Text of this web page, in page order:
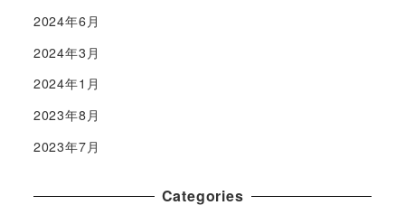
2024年6月
2024年3月
2024年1月
2023年8月
2023年7月
Categories